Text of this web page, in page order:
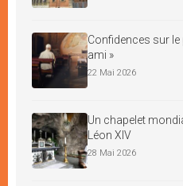
Confidences sur le
ami »
22 Mai 2026
Un chapelet
Léon XIV
28 Mai 2026